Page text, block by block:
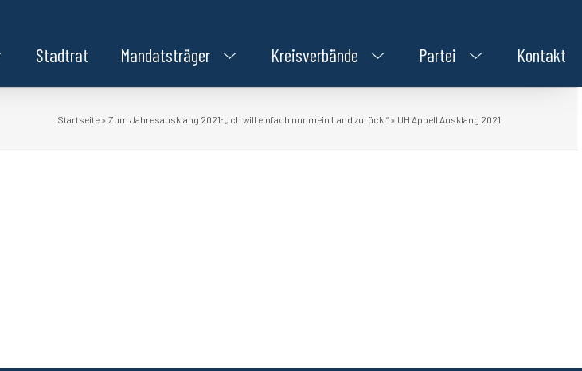
Stadtrat Mandatsträger Kreisverbände Partei Kontakt
Startseite » Zum Jahresausklang 2021: „Ich will einfach nur mein Land zurück!“ » UH Appell Ausklang 2021